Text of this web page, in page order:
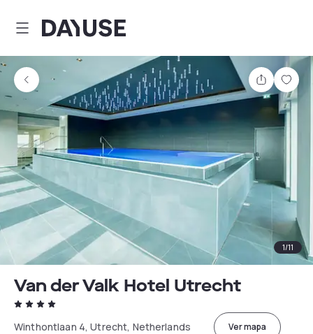
Dayuse
1/11
Van der Valk Hotel Utrecht
Winthontlaan 4, Utrecht, Netherlands Ver mapa